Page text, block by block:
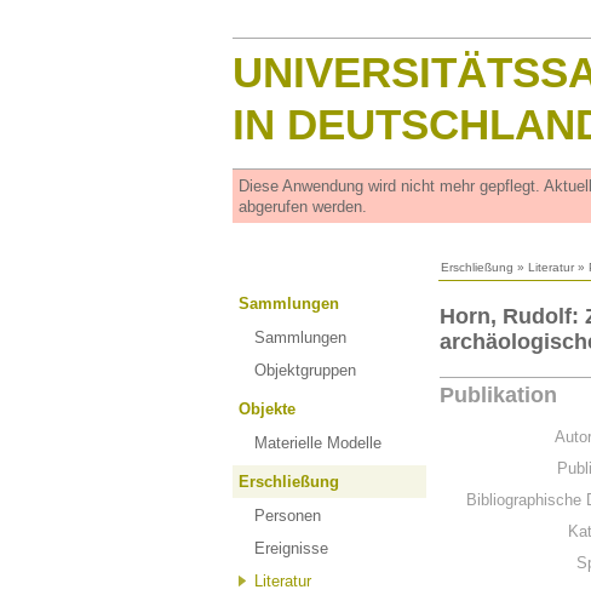
IN
Diese Anwendung wird nicht mehr gepflegt.
abgerufen werden.
Erschließung » Literatur »
Sammlungen
Sammlungen
Objektgruppen
Objekte
Materielle Modelle
Erschließung
Personen
Ereignisse
Literatur
Horn, Rudolf:
Publikation
Bibliographische